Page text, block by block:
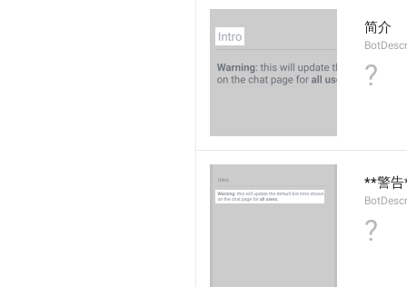
简介
?
**警告
?